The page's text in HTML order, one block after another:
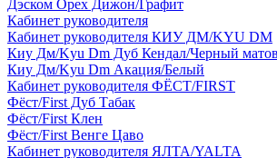
Дэском Орех Дижон/Графит
Кабинет руководителя
Кабинет руководителя КИУ ДМ/KYU DM
Киу Дм/Kyu Dm Дуб Кендал/Черный
Киу Дм/Kyu Dm Акация/Белый
Кабинет руководителя ФЁСТ/FIRST
Фёст/First Дуб Табак
Фёст/First Клен
Фёст/First Венге Цаво
Кабинет руководителя ЯЛТА/YALTA